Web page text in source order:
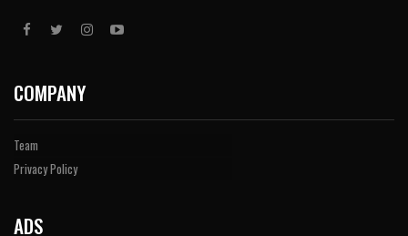
COMPANY
Team
Privacy Policy
ADS